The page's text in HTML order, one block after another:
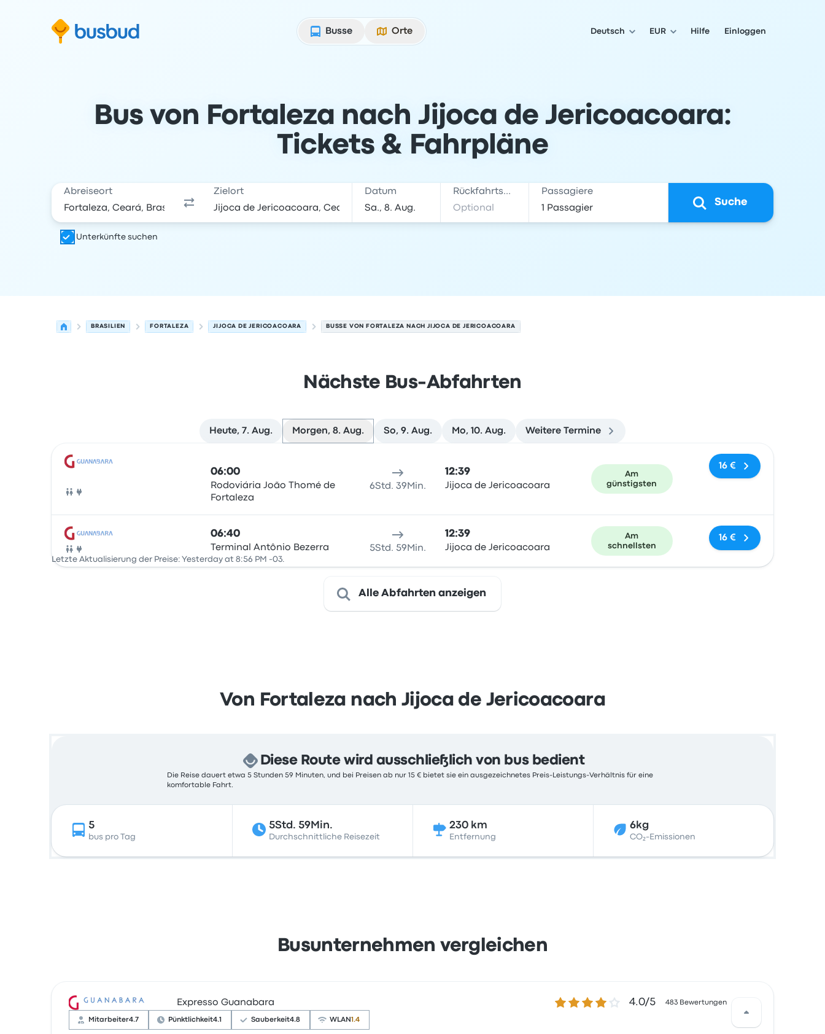
Busse
Orte Deutsch EUR Hilfe Einloggen
Bus von Fortaleza nach Jijoca de Jericoacoara:
Tickets & Fahrpläne
Abreiseort Zielort Datum Rückfahrtsdatum Passagiere
Suche
Unterkünfte suchen
BRASILIEN FORTALEZA JIJOCA DE JERICOACOARA BUSSE VON FORTALEZA NACH JIJOCA DE JERICOACOARA
Nächste Bus-Abfahrten
Heute, 7. Aug. Morgen, 8. Aug. So, 9. Aug. Mo, 10. Aug. Weitere Termine
Bus
06:00
Rodoviária João Thomé de
Fortaleza
6Std. 39Min.
12:39
Jijoca de Jericoacoara
Am
günstigsten
16 €
Bus
06:40
Terminal Antônio Bezerra 5Std. 59Min.
12:39
Jijoca de Jericoacoara
Am
schnellsten
16 €
Letzte Aktualisierung der Preise: Yesterday at 8:56 PM -03.
Alle Abfahrten anzeigen
Von Fortaleza nach Jijoca de Jericoacoara
Diese Route wird ausschließlich von bus bedient
Die Reise dauert etwa 5 Stunden 59 Minuten, und bei Preisen ab nur 15 € bietet sie ein ausgezeichnetes Preis-Leistungs-Verhältnis für eine
komfortable Fahrt.
5
bus pro Tag
5Std. 59Min.
Durchschnittliche Reisezeit
230 km
Entfernung
6kg
CO₂-Emissionen
Busunternehmen vergleichen
Expresso Guanabara 4.0 von 5 Sternen4.0/5 483 Bewertungen
Mitarbeiter4.7 Pünktlichkeit4.1 Sauberkeit4.8 WLAN 1.4